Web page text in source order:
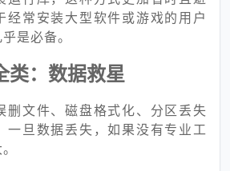
经常安装大型软件或游戏的用户
是必备。
类：数据救星
删文件、磁盘格式化、分区丢失
一旦数据丢失，如果没有专业工